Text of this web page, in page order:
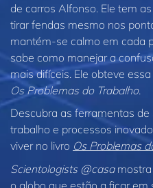
de carros Alfonso. Ele tem
tirar fendas mesmo nos
mantém‑se calmo em cada
sabe como manejar a
mais difíceis. Ele obteve
Os Problemas do Trabalho.
Descubra as ferramentas
trabalho e processos
viver no livro Os Problemas
Scientologists @casamostra
o globo que estão a ficar em